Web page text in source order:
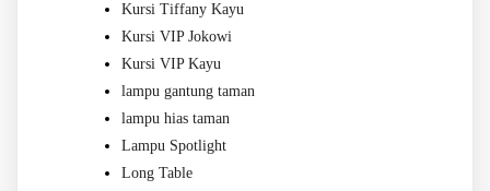
Kursi Tiffany Kayu
Kursi VIP Jokowi
Kursi VIP Kayu
lampu gantung taman
lampu hias taman
Lampu Spotlight
Long Table